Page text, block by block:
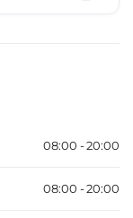
08:00 - 20:00
08:00 - 20:00